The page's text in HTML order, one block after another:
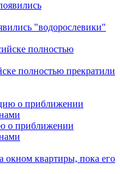
"водорослевики"
полностью прекратили
о приближении